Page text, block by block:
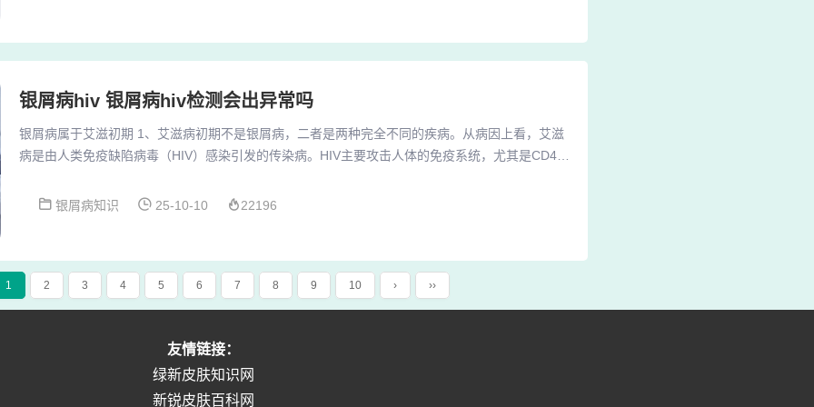
银屑病hiv 银屑病hiv检测会出异常吗
银屑病属于艾滋初期 1、艾滋病初期不是银屑病，二者是两种完全不同的疾病。从病因上看，艾滋
病是由人类免疫缺陷病毒（HIV）感染引发的传染病。HIV主要攻击人体的免疫系统，尤其是CD4+
艾滋病在病因、传播、病理及临床表现上均无关联，银屑病不属于艾滋病的任何阶段，包括初期。
银屑病知识 25-10-10 22196
1 2 3 4 5 6 7 8 9 10 › ››
友情链接：
绿新皮肤知识网
新锐皮肤百科网